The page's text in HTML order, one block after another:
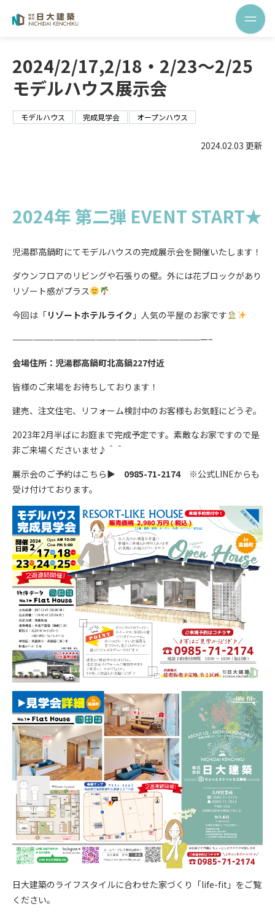
2024/2/17,2/18・2/23～2/25
モデルハウス展示会
モデルハウス 完成見学会 オープンハウス
2024.02.03 更新
2024年 第二弾 EVENT START★
児湯郡高鍋町にてモデルハウスの完成展示会を開催いたします！
ダウンフロアのリビングや石張りの壁。外には花ブロックがあり
リゾート感がプラス
今回は「リゾートホテルライク 」人気の平屋のお家です
————————————————————————————–
会場住所：児湯郡高鍋町北高鍋227付近
皆様のご来場をお待ちしております！
建売、注文住宅、リフォーム検討中のお客様もお気軽にどうぞ。
2023年2月半ばにお庭まで完成予定です。素敵なお家ですので是
非ご来場くださいませ♪＾＾
展示会のご予約はこちら▶ 0985-71-2174※公式LINEからも
受け付けております。
日大建築のライフスタイルに合わせた家づくり「life-fit」をご覧
ください。